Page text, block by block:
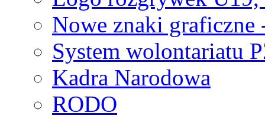
Nowe znaki graficzne
System wolontariatu
Kadra Narodowa
RODO